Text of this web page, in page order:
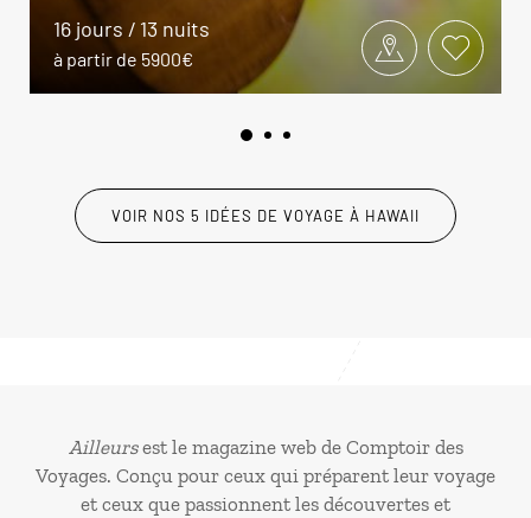
16 jours / 13 nuits
à partir de 5900€
VOIR NOS 5 IDÉES DE VOYAGE À HAWAII
Ailleursest le magazine web de Comptoir des
Voyages. Conçu pour ceux qui préparent leur voyage
et ceux que passionnent les découvertes et